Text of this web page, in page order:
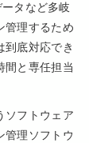
タなど多岐
管理するため
到底対応でき
間と専任担当
ソフトウェア
管理ソフトウ